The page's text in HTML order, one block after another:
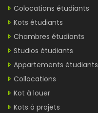
Colocations étudiants
Kots étudiants
Chambres étudiants
Studios étudiants
Appartements étudiants
Collocations
Kot à louer
Kots à projets